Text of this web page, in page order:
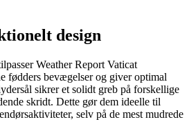
design
Weather Report Vaticat
fødders bevægelser og giver optimal
sikrer et solidt greb på forskellige
skridt. Dette gør dem ideelle til
selv på de mest mudrede